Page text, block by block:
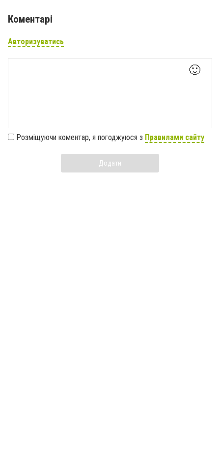
Коментарі
Авторизуватись
🙂
Розміщуючи коментар, я погоджуюся з Правилами сайту
Додати